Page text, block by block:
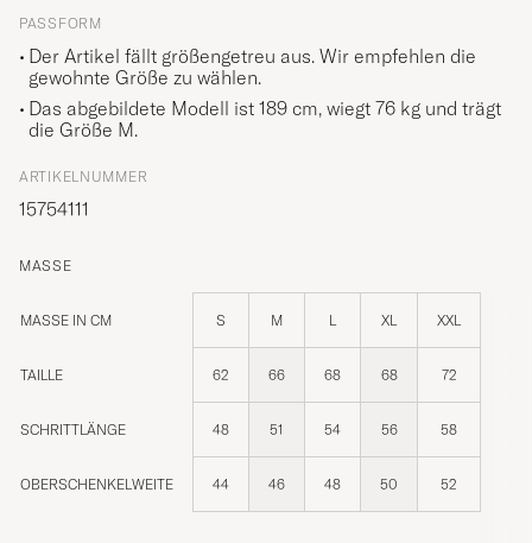
PASSFORM
Der Artikel fällt größengetreu aus. Wir empfehlen die
gewohnte Größe zu wählen.
Das abgebildete Modell ist 189 cm, wiegt 76 kg und trägt
die Größe M.
ARTIKELNUMMER
15754111
MASSE
MASSE IN CM S M L XL XXL
TAILLE 62 66 68 68 72
SCHRITTLÄNGE 48 51 54 56 58
OBERSCHENKELWEITE 44 46 48 50 52